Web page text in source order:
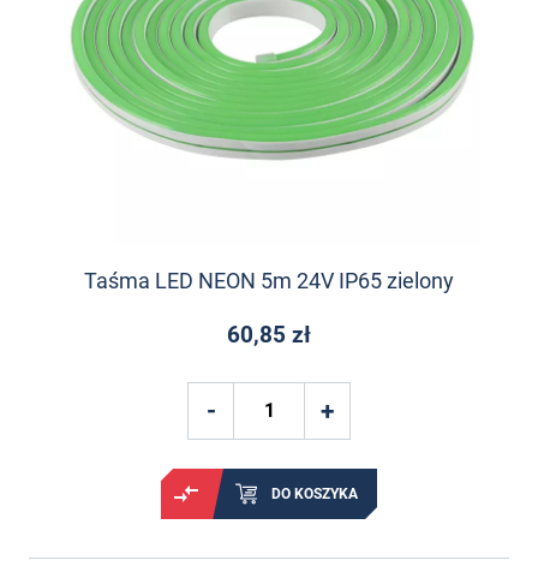
Taśma LED NEON 5m 24V IP65 zielony
60,85 zł
DO KOSZYKA